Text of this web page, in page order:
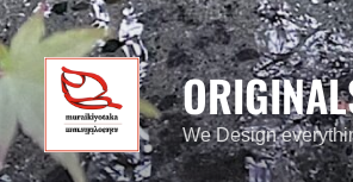
We Design